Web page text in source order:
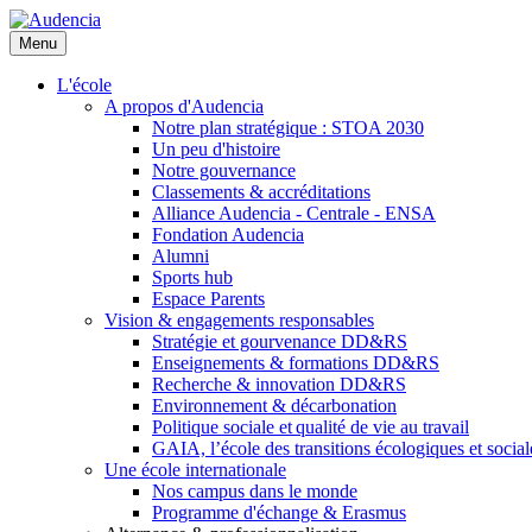
Aller
au
contenu
principal
Menu
L'école
A propos d'Audencia
Notre plan stratégique : STOA 2030
Un peu d'histoire
Notre gouvernance
Classements & accréditations
Alliance Audencia - Centrale - ENSA
Fondation Audencia
Alumni
Sports hub
Espace Parents
Vision & engagements responsables
Stratégie et gourvenance DD&RS
Enseignements & formations DD&RS
Recherche & innovation DD&RS
Environnement & décarbonation
Politique sociale et qualité de vie au travail
GAIA, l’école des transitions écologiques et
Une école internationale
Nos campus dans le monde
Programme d'échange & Erasmus